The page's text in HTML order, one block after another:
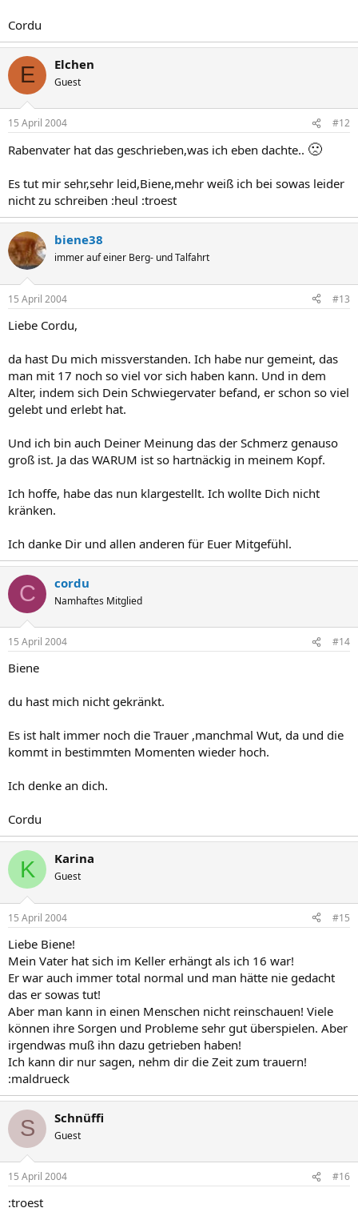
Cordu
E Elchen
Guest
15 April 2004 #12
Rabenvater hat das geschrieben,was ich eben dachte.. 🙁
Es tut mir sehr,sehr leid,Biene,mehr weiß ich bei sowas leider
nicht zu schreiben :heul :troest
biene38
immer auf einer Berg- und Talfahrt
15 April 2004 #13
Liebe Cordu,
da hast Du mich missverstanden. Ich habe nur gemeint, das
man mit 17 noch so viel vor sich haben kann. Und in dem
Alter, indem sich Dein Schwiegervater befand, er schon so viel
gelebt und erlebt hat.
Und ich bin auch Deiner Meinung das der Schmerz genauso
groß ist. Ja das WARUM ist so hartnäckig in meinem Kopf.
Ich hoffe, habe das nun klargestellt. Ich wollte Dich nicht
kränken.
Ich danke Dir und allen anderen für Euer Mitgefühl.
C cordu
Namhaftes Mitglied
15 April 2004 #14
Biene
du hast mich nicht gekränkt.
Es ist halt immer noch die Trauer ,manchmal Wut, da und die
kommt in bestimmten Momenten wieder hoch.
Ich denke an dich.
Cordu
K Karina
Guest
15 April 2004 #15
Liebe Biene!
Mein Vater hat sich im Keller erhängt als ich 16 war!
Er war auch immer total normal und man hätte nie gedacht
das er sowas tut!
Aber man kann in einen Menschen nicht reinschauen! Viele
können ihre Sorgen und Probleme sehr gut überspielen. Aber
irgendwas muß ihn dazu getrieben haben!
Ich kann dir nur sagen, nehm dir die Zeit zum trauern!
:maldrueck
S Schnüffi
Guest
15 April 2004 #16
:troest